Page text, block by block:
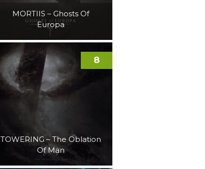
MORTIIS – Ghosts Of
Europa
TOWERING – The Oblation
Of Man
8